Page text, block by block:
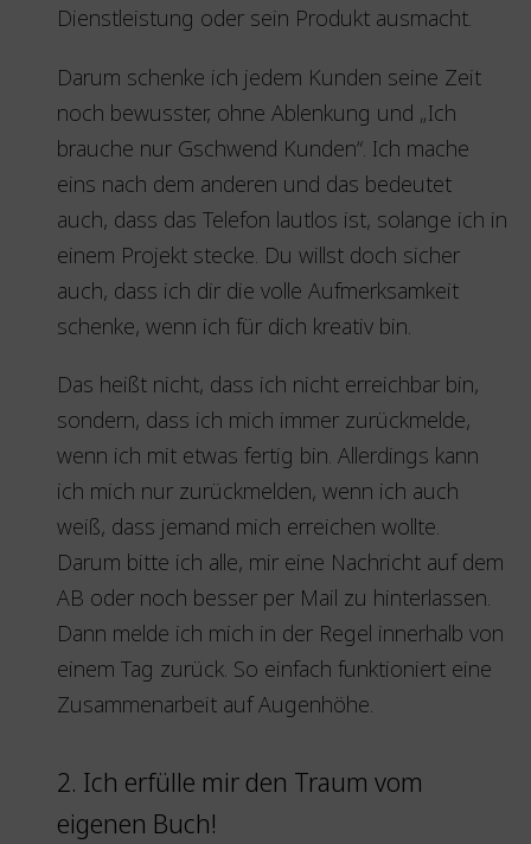
Dienstleistung oder sein Produkt ausmacht.
Darum schenke ich jedem Kunden seine Zeit
noch bewusster, ohne Ablenkung und „Ich
brauche nur Gschwend Kunden“. Ich mache
eins nach dem anderen und das bedeutet
auch, dass das Telefon lautlos ist, solange ich in
einem Projekt stecke. Du willst doch sicher
auch, dass ich dir die volle Aufmerksamkeit
schenke, wenn ich für dich kreativ bin.
Das heißt nicht, dass ich nicht erreichbar bin,
sondern, dass ich mich immer zurückmelde,
wenn ich mit etwas fertig bin. Allerdings kann
ich mich nur zurückmelden, wenn ich auch
weiß, dass jemand mich erreichen wollte.
Darum bitte ich alle, mir eine Nachricht auf dem
AB oder noch besser per Mail zu hinterlassen.
Dann melde ich mich in der Regel innerhalb von
einem Tag zurück. So einfach funktioniert eine
Zusammenarbeit auf Augenhöhe.
2. Ich erfülle mir den Traum vom
eigenen Buch!